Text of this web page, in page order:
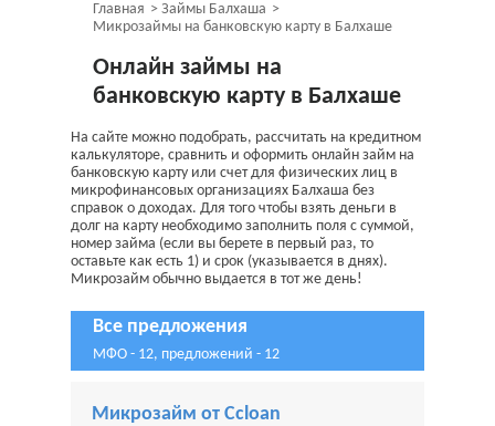
Главная
Займы Балхаша
Микрозаймы на банковскую карту в Балхаше
Онлайн займы на
банковскую карту в Балхаше
На сайте можно подобрать, рассчитать на кредитном
калькуляторе, сравнить и оформить онлайн займ на
банковскую карту или счет для физических лиц в
микрофинансовых организациях Балхаша без
справок о доходах. Для того чтобы взять деньги в
долг на карту необходимо заполнить поля с суммой,
номер займа (если вы берете в первый раз, то
оставьте как есть 1) и срок (указывается в днях).
Микрозайм обычно выдается в тот же день!
Все предложения
МФО - 12, предложений - 12
Микрозайм от Ccloan